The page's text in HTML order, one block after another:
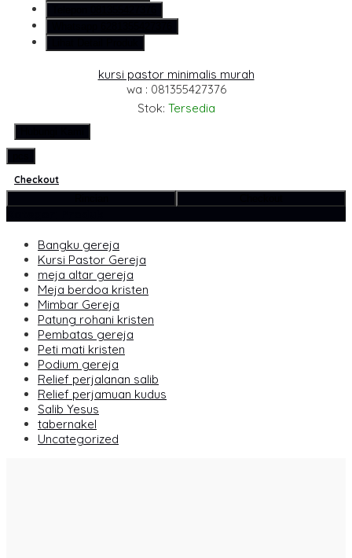
kursi pastor minimalis murah
wa : 081355427376
Stok: Tersedia
Checkout
Bangku gereja
Kursi Pastor Gereja
meja altar gereja
Meja berdoa kristen
Mimbar Gereja
Patung rohani kristen
Pembatas gereja
Peti mati kristen
Podium gereja
Relief perjalanan salib
Relief perjamuan kudus
Salib Yesus
tabernakel
Uncategorized